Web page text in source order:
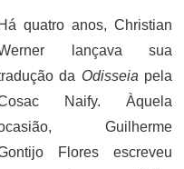
Há quatro anos, Christian
lançava sua
da Odisseia pela
Naify. Àquela
Guilherme
Flores escreveu